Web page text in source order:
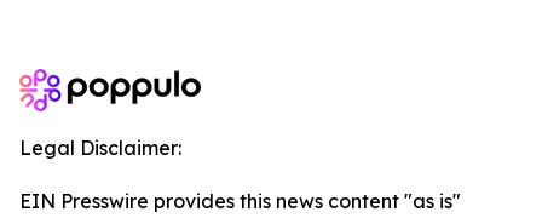
Legal Disclaimer:
EIN Presswire provides this news content "as is"